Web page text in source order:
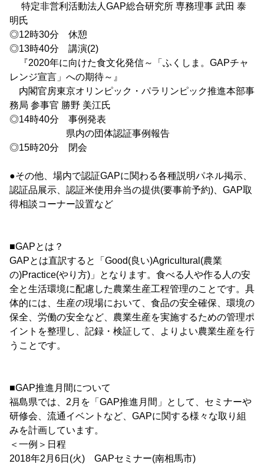
特定非営利活動法人GAP総合研究所 専務理事 武田 泰
明氏
◎12時30分 休憩
◎13時40分 講演(2)
『2020年に向けた食文化発信～「ふくしま。GAPチャ
レンジ宣言」への期待～』
内閣官房東京オリンピック・パラリンピック推進本部事
務局 参事官 勝野 美江氏
◎14時40分 事例発表
県内の団体認証事例報告
◎15時20分 閉会
●その他、場内で認証GAPに関わる各種説明パネル掲示、
認証品展示、認証米使用弁当の提供(要事前予約)、GAP取
得相談コーナー設置など
■GAPとは？
GAPとは直訳すると「Good(良い)Agricultural(農業
の)Practice(やり方)」となります。食べる人や作る人の安
全と生活環境に配慮した農業生産工程管理のことです。具
体的には、生産の現場において、食品の安全確保、環境の
保全、労働の安全など、農業生産を実施するための管理ポ
イントを整理し、記録・検証して、よりよい農業生産を行
うことです。
■GAP推進月間について
福島県では、2月を「GAP推進月間」として、セミナーや
研修会、流通イベントなど、GAPに関する様々な取り組
みを計画しています。
＜一例＞日程
2018年2月6日(火) GAPセミナー(南相馬市)